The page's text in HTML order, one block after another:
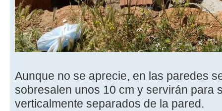
Aunque no se aprecie, en las paredes
sobresalen unos 10 cm y servirán para
verticalmente separados de la pared.